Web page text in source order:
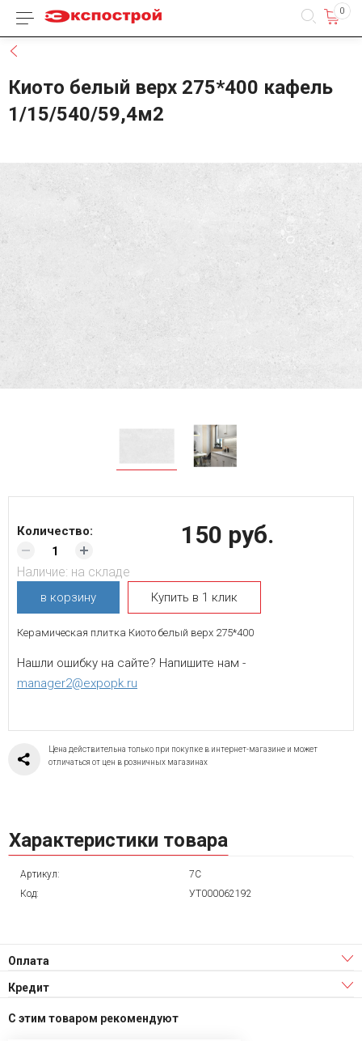
Каталог товаров 0
Киото белый верх 275*400 кафель
1/15/540/59,4м2
150 руб.
Количество:
Наличие: на складе
в корзину Купить в 1 клик
Керамическая плитка Киото белый верх 275*400
Нашли ошибку на сайте? Напишите нам -
manager2@expopk.ru
Цена действительна только при покупке в интернет-магазине и может
отличаться от цен в розничных магазинах
Характеристики товара
Артикул:
7С
Код:
УТ000062192
Оплата
Кредит
С этим товаром рекомендуют